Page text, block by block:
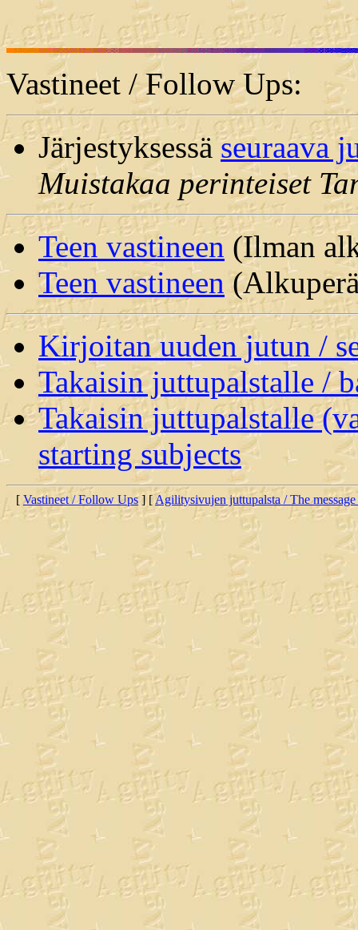
Vastineet / Follow Ups:
Järjestyksessäseuraava
Muistakaa perinteiset
Teen vastineen (Ilman
Teen vastineen
Kirjoitan uuden jutun /
Takaisin juttupalstalle /
Takaisin juttupalstalle
starting subjects
[ Vastineet / Follow Ups] [Agilitysivujen juttupalsta / The